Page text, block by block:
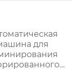
для